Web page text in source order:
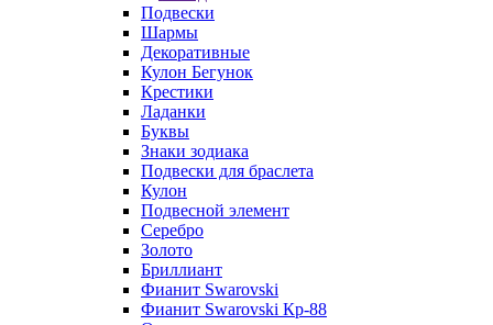
Подвески
Шармы
Декоративные
Кулон Бегунок
Крестики
Ладанки
Буквы
Знаки зодиака
Подвески для браслета
Кулон
Подвесной элемент
Серебро
Золото
Бриллиант
Фианит Swarovski
Фианит Swarovski Кр-88